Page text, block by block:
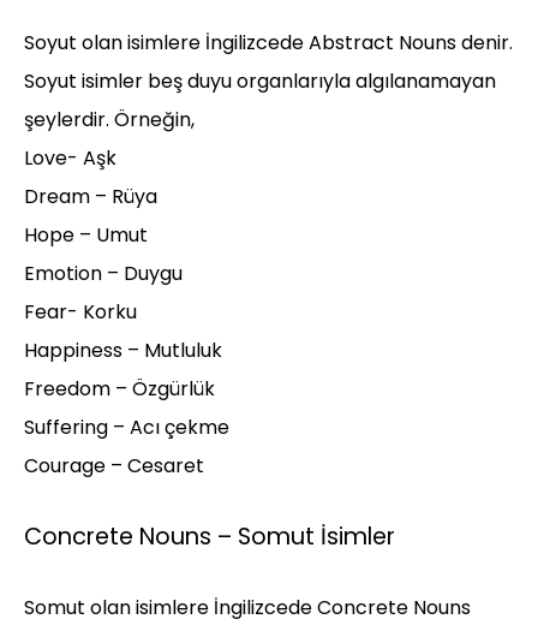
Soyut olan isimlere İngilizcede Abstract Nouns denir.
Soyut isimler beş duyu organlarıyla algılanamayan
şeylerdir. Örneğin,
Love- Aşk
Dream – Rüya
Hope – Umut
Emotion – Duygu
Fear- Korku
Happiness – Mutluluk
Freedom – Özgürlük
Suffering – Acı çekme
Courage – Cesaret
Concrete Nouns – Somut İsimler
Somut olan isimlere İngilizcede Concrete Nouns